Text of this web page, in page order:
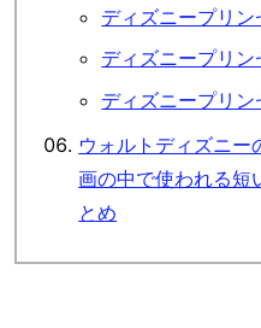
ディズニープリ
ディズニープリ
ディズニープリ
ウォルトディズニー
画の中で使われる
とめ